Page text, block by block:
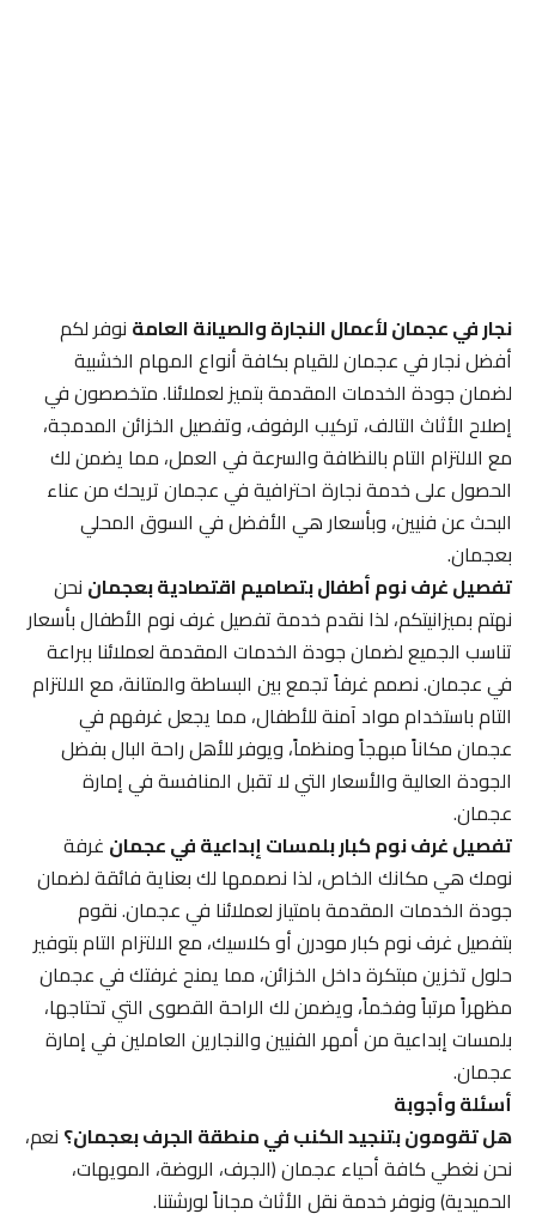
نجار في عجمان لأعمال النجارة والصيانة العامةنوفر لكم
أفضل نجار في عجمان للقيام بكافة أنواع المهام الخشبية
لضمان جودة الخدمات المقدمة بتميز لعملائنا. متخصصون في
إصلاح الأثاث التالف، تركيب الرفوف، وتفصيل الخزائن المدمجة،
مع الالتزام التام بالنظافة والسرعة في العمل، مما يضمن لك
الحصول على خدمة نجارة احترافية في عجمان تريحك من عناء
البحث عن فنيين، وبأسعار هي الأفضل في السوق المحلي
بعجمان.
تفصيل غرف نوم أطفال بتصاميم اقتصادية بعجماننحن
نهتم بميزانيتكم، لذا نقدم خدمة تفصيل غرف نوم الأطفال بأسعار
تناسب الجميع لضمان جودة الخدمات المقدمة لعملائنا ببراعة
في عجمان. نصمم غرفاً تجمع بين البساطة والمتانة، مع الالتزام
التام باستخدام مواد آمنة للأطفال، مما يجعل غرفهم في
عجمان مكاناً مبهجاً ومنظماً، ويوفر للأهل راحة البال بفضل
الجودة العالية والأسعار التي لا تقبل المنافسة في إمارة
عجمان.
تفصيل غرف نوم كبار بلمسات إبداعية في عجمانغرفة
نومك هي مكانك الخاص، لذا نصممها لك بعناية فائقة لضمان
جودة الخدمات المقدمة بامتياز لعملائنا في عجمان. نقوم
بتفصيل غرف نوم كبار مودرن أو كلاسيك، مع الالتزام التام بتوفير
حلول تخزين مبتكرة داخل الخزائن، مما يمنح غرفتك في عجمان
مظهراً مرتباً وفخماً، ويضمن لك الراحة القصوى التي تحتاجها،
بلمسات إبداعية من أمهر الفنيين والنجارين العاملين في إمارة
عجمان.
أسئلة وأجوبة
هل تقومون بتنجيد الكنب في منطقة الجرف بعجمان؟نعم،
نحن نغطي كافة أحياء عجمان (الجرف، الروضة، المويهات،
الحميدية) ونوفر خدمة نقل الأثاث مجاناً لورشتنا.